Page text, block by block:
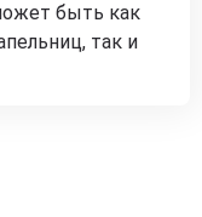
быть как
так и